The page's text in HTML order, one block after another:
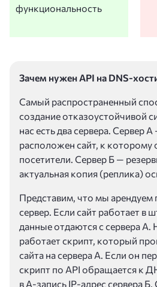
функциональность
Зачем нужен API на DNS-
Самый распространенный
создание отказоустойчивой
нас есть два сервера. Сервер
расположен сайт, к
посетители. Сервер Б —
актуальная копия (реплика)
Представим, что мы
сервер. Если сайт работает в
данные отдаются с сервера А.
работает скрипт, который
сайта на сервера А. Если он
скрипт по API обращается к
в А-запись IP-адрес сервера